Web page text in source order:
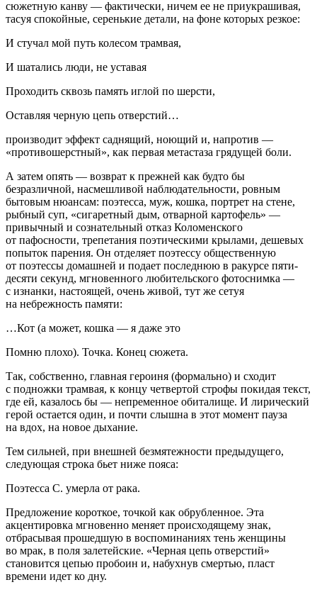
сюжетную канву — фактически, ничем ее не приукрашивая,
тасуя спокойные, серенькие детали, на фоне которых резкое:
И стучал мой путь колесом трамвая,
И шатались люди, не уставая
Проходить сквозь память иглой по шерсти,
Оставляя черную цепь отверстий…
производит эффект саднящий, ноющий и, напротив —
«противошерстный», как первая метастаза грядущей боли.
А затем опять — возврат к прежней как будто бы
безразличной, насмешливой наблюдательности, ровным
бытовым нюансам: поэтесса, муж, кошка, портрет на стене,
рыбный суп, «сигаретный дым, отварной картофель» —
привычный и сознательный отказ Коломенского
от пафосности, трепетания поэтическими крылами, дешевых
попыток парения. Он отделяет поэтессу общественную
от поэтессы домашней и подает последнюю в ракурсе пяти-
десяти секунд, мгновенного любительского фотоснимка —
с изнанки, настоящей, очень живой, тут же сетуя
на небрежность памяти:
…Кот (а может, кошка — я даже это
Помню плохо). Точка. Конец сюжета.
Так, собственно, главная героиня (формально) и сходит
с подножки трамвая, к концу четвертой строфы покидая текст,
где ей, казалось бы — непременное обиталище. И лирический
герой остается один, и почти слышна в этот момент пауза
на вдох, на новое дыхание.
Тем сильней, при внешней безмятежности предыдущего,
следующая строка бьет ниже пояса:
Поэтесса С. умерла от рака.
Предложение короткое, точкой как обрубленное. Эта
акцентировка мгновенно меняет происходящему знак,
отбрасывая прошедшую в воспоминаниях тень женщины
во мрак, в поля залетейские. «Черная цепь отверстий»
становится цепью пробоин и, набухнув смертью, пласт
времени идет ко дну.